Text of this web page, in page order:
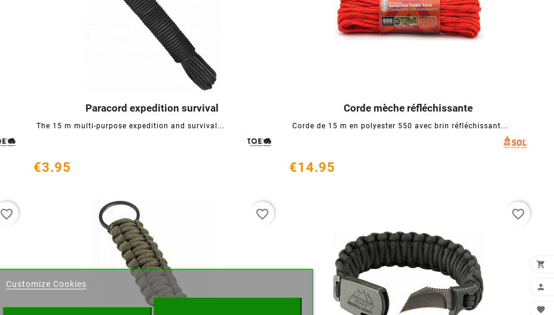
Paracord expedition survival
The 15 m multi-purpose expedition and survival...
   
€3.95
Corde mèche réfléchissante
Corde de 15 m en polyester 550 avec brin réfléchissant...
   
€14.95
favorite_border favorite_border favorite_border
×
Wishlist name
Customize Cookies


